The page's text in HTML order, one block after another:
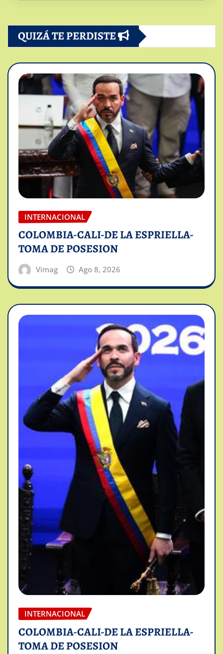
QUIZÁ TE PERDISTE
INTERNACIONAL
COLOMBIA-CALI-DE LA ESPRIELLA-
TOMA DE POSESION
Vimag Ago 8, 2026
INTERNACIONAL
COLOMBIA-CALI-DE LA ESPRIELLA-
TOMA DE POSESION